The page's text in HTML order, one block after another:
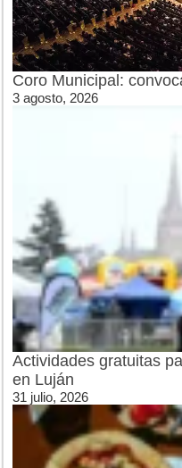
Coro Municipal:
3 agosto, 2026
Actividades gratuitas
en Luján
31 julio, 2026